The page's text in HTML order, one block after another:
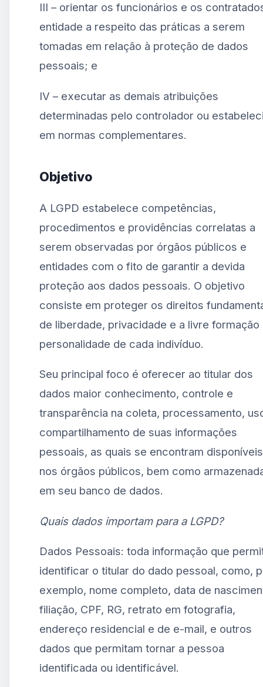
III – orientar os funcionários e os
entidade a respeito das práticas a serem
tomadas em relação à proteção de dados
pessoais; e
IV – executar as demais atribuições
determinadas pelo controlador ou
em normas complementares.
Objetivo
A LGPD estabelece competências,
procedimentos e providências correlatas a
serem observadas por órgãos públicos e
entidades com o fito de garantir a devida
proteção aos dados pessoais. O objetivo
consiste em proteger os direitos
de liberdade, privacidade e a livre formação
personalidade de cada indivíduo.
Seu principal foco é oferecer ao titular dos
dados maior conhecimento, controle e
transparência na coleta, processamento,
compartilhamento de suas informações
pessoais, as quais se encontram disponíveis
nos órgãos públicos, bem como
em seu banco de dados.
Quais dados importam para a LGPD?
Dados Pessoais: toda informação que
identificar o titular do dado pessoal, como,
exemplo, nome completo, data de
filiação, CPF, RG, retrato em fotografia,
endereço residencial e de e-mail, e outros
dados que permitam tornar a pessoa
identificada ou identificável.